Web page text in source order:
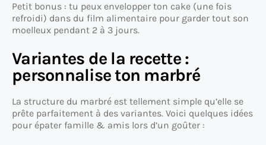
Petit bonus : tu peux envelopper ton cake (une fois
refroidi) dans du film alimentaire pour garder tout son
moelleux pendant 2 à 3 jours.
Variantes de la recette :
personnalise ton marbré
La structure du marbré est tellement simple qu’elle se
prête parfaitement à des variantes. Voici quelques idées
pour épater famille & amis lors d’un goûter :